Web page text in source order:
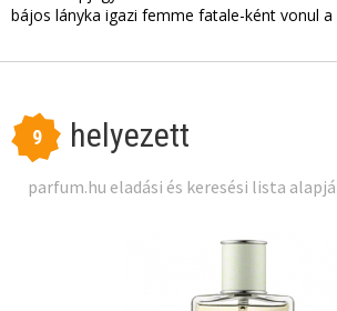
bájos lányka igazi femme fatale-ként vonul
9 helyezett
parfum.hu eladási és keresési lista